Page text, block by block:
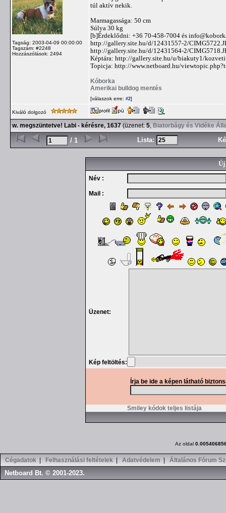
Tagság: 2003-04-09 00:00:00
Tagszám: #2248
Hozzászólások: 2494
túl aktív nekik.
Marmagassága: 50 cm
Súlya 30 kg
[b]Érdeklődni: +36 70-458-7004 és
http://gallery.site.hu/d/12431557-2/
http://gallery.site.hu/d/12431564-2/
Képtára: http://gallery.site.hu/u/biakuty1/
Topicja: http://www.netboard.hu/
Kóborka
Amerikai bulldog mentés
[válaszok erre: #2]
Kiváló dolgozó
w. megszüntetve! Labi - kérésre, 1637 (üzenet: 5, Biatorbágy és Vidéke
/ 1 Lista:
Új
Név :
Mail :
Üzenet:
Kép feltöltés:
Írja be ide a képen látható
Smiley kódok teljes listája
Az oldal
Cégadatok Felhasználási feltételek Adatvédelem Általános Fórum
Netboard Bt. © 2001-2023.